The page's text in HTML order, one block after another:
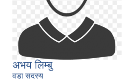
अभय लिम्बु
वडा सदस्य